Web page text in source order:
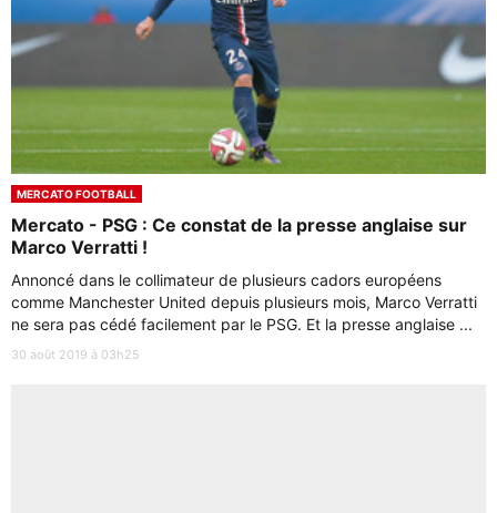
MERCATO FOOTBALL
Mercato - PSG : Ce constat de la presse anglaise sur
Marco Verratti !
Annoncé dans le collimateur de plusieurs cadors européens
comme Manchester United depuis plusieurs mois, Marco Verratti
ne sera pas cédé facilement par le PSG. Et la presse anglaise ...
30 août 2019 à 03h25